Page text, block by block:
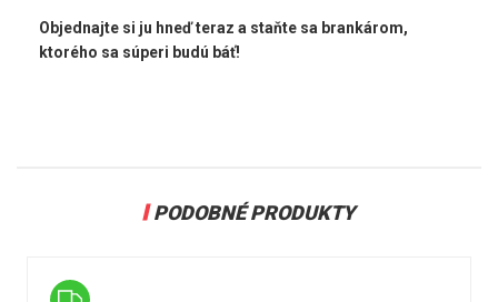
Objednajte si ju hneď teraz a staňte sa brankárom,
ktorého sa súperi budú báť!
PODOBNÉ PRODUKTY